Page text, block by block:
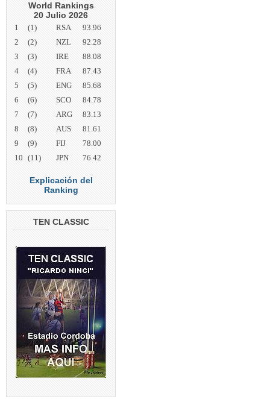
World Rankings
20 Julio 2026
1 (1) RSA
93.96
2
(2) NZL
92.28
3
(3) IRE
88.08
4
(4) FRA
87.43
5
(5) ENG
85.68
6
(6) SCO
84.78
7
(7) ARG
83.13
8
(8) AUS
81.61
9
(9) FIJ
78.00
10 (11) JPN 76.42
Explicación del
Ranking
TEN CLASSIC